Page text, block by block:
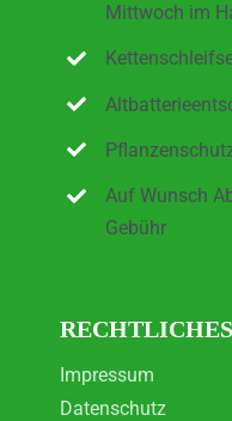
Mittwoch im
Auf Wunsch
Gebühr
RECHTLICHES
Impressum
Datenschutz